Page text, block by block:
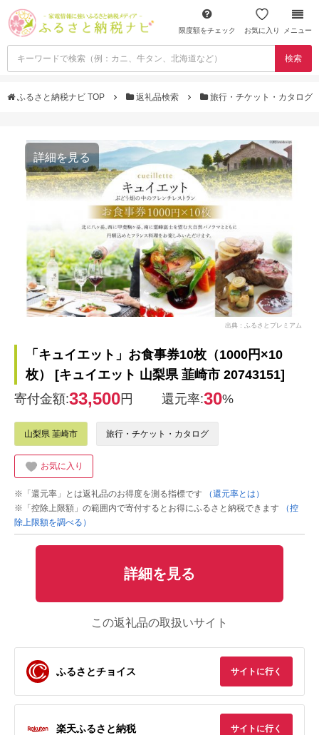
限度額をチェック お気に入り メニュー
検索
ふるさと納税ナビ TOP 返礼品検索 旅行・チケット・カタログ
詳細を見る
出典：ふるさとプレミアム
「キュイエット」お食事券10枚（1000円×10
枚） [キュイエット 山梨県 韮崎市 20743151]
寄付金額:33,500円 還元率:30%
山梨県 韮崎市 旅行・チケット・カタログ
お気に入り
※「還元率」とは返礼品のお得度を測る指標です
（還元率とは）
※「控除上限額」の範囲内で寄付するとお得にふるさと納税できます
（控
除上限額を調べる）
詳細を見る
この返礼品の取扱いサイト
ふるさとチョイス サイトに行く
楽天ふるさと納税 サイトに行く